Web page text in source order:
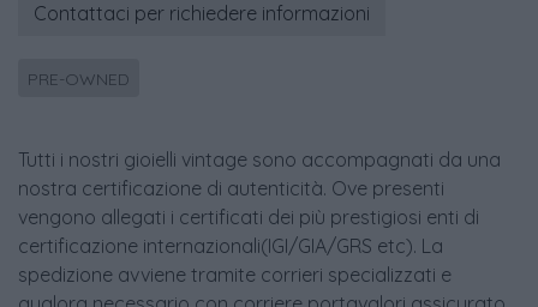
Contattaci per richiedere informazioni
PRE-OWNED
Tutti i nostri gioielli vintage sono accompagnati da una
nostra certificazione di autenticità. Ove presenti
vengono allegati i certificati dei più prestigiosi enti di
certificazione internazionali(IGI/GIA/GRS etc). La
spedizione avviene tramite corrieri specializzati e